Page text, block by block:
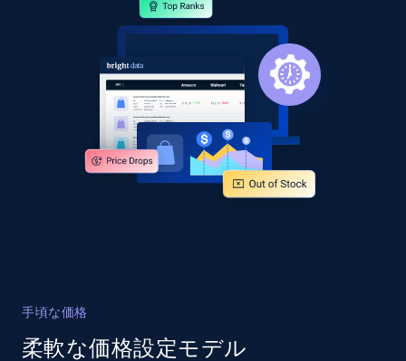
手頃な価格
柔軟な価格設定モデル